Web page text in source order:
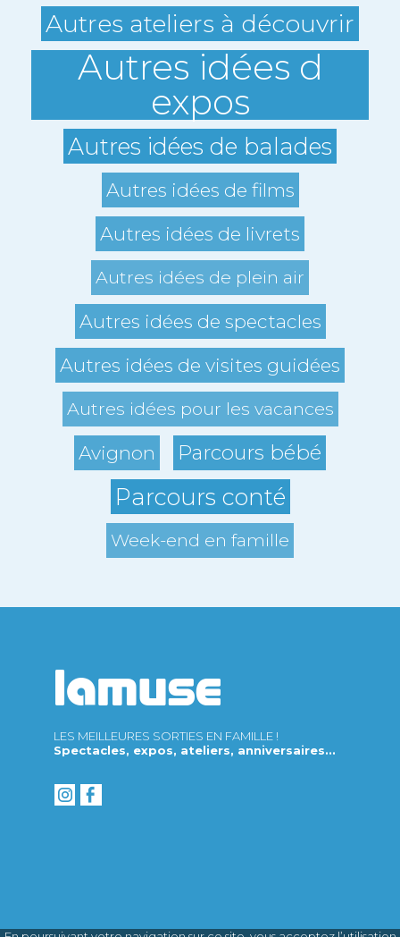
Autres ateliers à découvrir
Autres idées d
expos
Autres idées de balades
Autres idées de films
Autres idées de livrets
Autres idées de plein air
Autres idées de spectacles
Autres idées de visites guidées
Autres idées pour les vacances
Avignon Parcours bébé
Parcours conté
Week-end en famille
LES MEILLEURES SORTIES EN FAMILLE !
Spectacles, expos, ateliers, anniversaires...